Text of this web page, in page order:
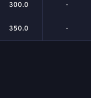
300.0 -
350.0 -